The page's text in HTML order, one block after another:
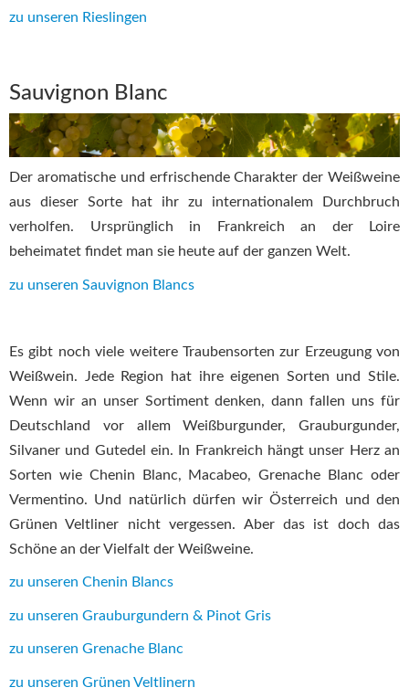
zu unseren Rieslingen
Sauvignon Blanc
Der aromatische und erfrischende Charakter der Weißweine
aus dieser Sorte hat ihr zu internationalem Durchbruch
verholfen. Ursprünglich in Frankreich an der Loire
beheimatet findet man sie heute auf der ganzen Welt.
zu unseren Sauvignon Blancs
Es gibt noch viele weitere Traubensorten zur Erzeugung von
Weißwein. Jede Region hat ihre eigenen Sorten und Stile.
Wenn wir an unser Sortiment denken, dann fallen uns für
Deutschland vor allem Weißburgunder, Grauburgunder,
Silvaner und Gutedel ein. In Frankreich hängt unser Herz an
Sorten wie Chenin Blanc, Macabeo, Grenache Blanc oder
Vermentino. Und natürlich dürfen wir Österreich und den
Grünen Veltliner nicht vergessen. Aber das ist doch das
Schöne an der Vielfalt der Weißweine.
zu unseren Chenin Blancs
zu unseren Grauburgundern & Pinot Gris
zu unseren Grenache Blanc
zu unseren Grünen Veltlinern